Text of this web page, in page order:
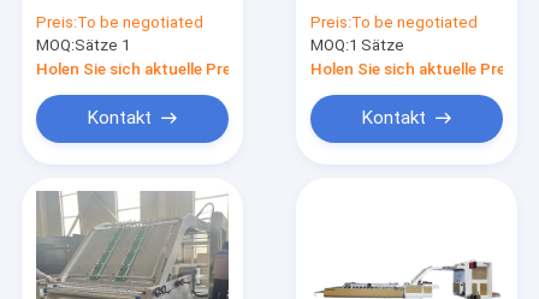
Preis:To be negotiated
MOQ:Sätze 1
Holen Sie sich aktuelle Preis
Kontakt
Wellpappe-
Produktionslinie
Preis:To be negotiated
MOQ:1 Sätze
Holen Sie sich aktuelle Preis
Kontakt